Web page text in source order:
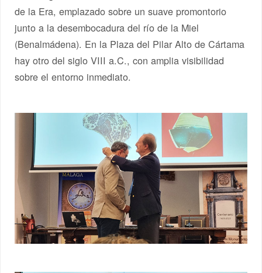
de la Era, emplazado sobre un suave promontorio
junto a la desembocadura del río de la Miel
(Benalmádena). En la Plaza del Pilar Alto de Cártama
hay otro del siglo VIII a.C., con amplia visibilidad
sobre el entorno inmediato.